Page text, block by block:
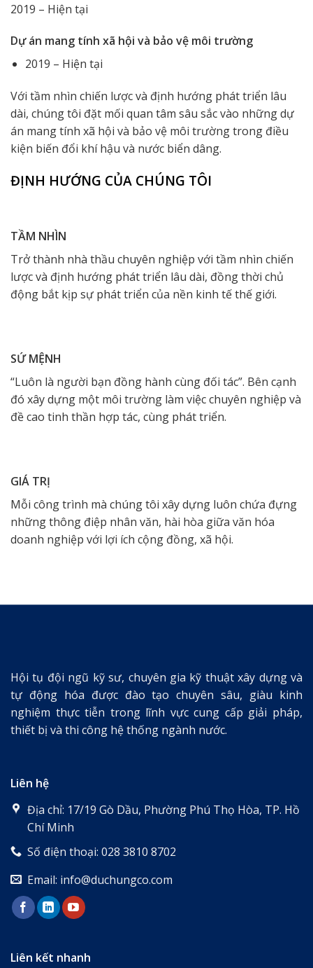
2019 – Hiện tại
Dự án mang tính xã hội và bảo vệ môi trường
2019 – Hiện tại
Với tầm nhìn chiến lược và định hướng phát triển lâu
dài, chúng tôi đặt mối quan tâm sâu sắc vào những dự
án mang tính xã hội và bảo vệ môi trường trong điều
kiện biến đổi khí hậu và nước biển dâng.
ĐỊNH HƯỚNG CỦA CHÚNG TÔI
TẦM NHÌN
Trở thành nhà thầu chuyên nghiệp với tầm nhìn chiến
lược và định hướng phát triển lâu dài, đồng thời chủ
động bắt kịp sự phát triển của nền kinh tế thế giới.
SỨ MỆNH
“Luôn là người bạn đồng hành cùng đối tác”. Bên cạnh
đó xây dựng một môi trường làm việc chuyên nghiệp và
đề cao tinh thần hợp tác, cùng phát triển.
GIÁ TRỊ
Mỗi công trình mà chúng tôi xây dựng luôn chứa đựng
những thông điệp nhân văn, hài hòa giữa văn hóa
doanh nghiệp với lợi ích cộng đồng, xã hội.
Hội tụ đội ngũ kỹ sư, chuyên gia kỹ thuật xây dựng và
tự động hóa được đào tạo chuyên sâu, giàu kinh
nghiệm thực tiễn trong lĩnh vực cung cấp giải pháp,
thiết bị và thi công hệ thống ngành nước.
Liên hệ
Địa chỉ: 17/19 Gò Dầu, Phường Phú Thọ Hòa, TP. Hồ
Chí Minh
Số điện thoại: 028 3810 8702
Email: info@duchungco.com
Liên kết nhanh